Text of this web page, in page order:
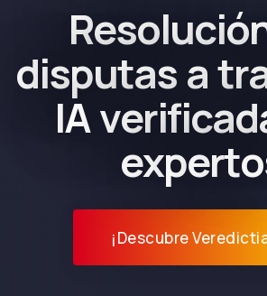
Resolució
disputas atr
IAverificad
experto
¡Descubre